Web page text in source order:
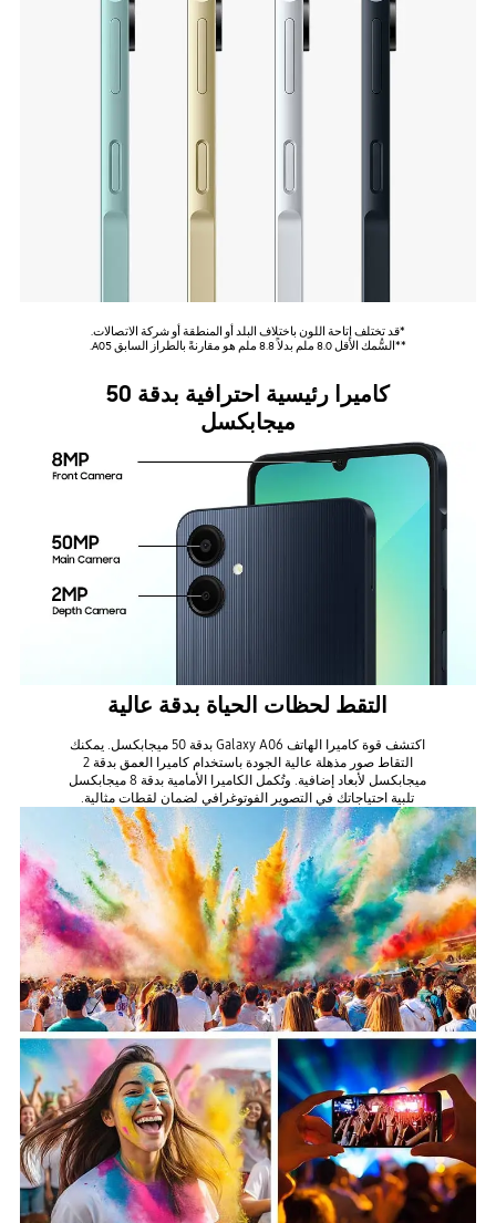
*قد تختلف إتاحة اللون باختلاف البلد أو المنطقة أو شركة الاتصالات.
**السُّمك الأقل 8.0 ملم بدلاً 8.8 ملم هو مقارنةً بالطراز السابق A05.
كاميرا رئيسية احترافية بدقة 50
ميجابكسل
التقط لحظات الحياة بدقة عالية
اكتشف قوة كاميرا الهاتف Galaxy A06 بدقة 50 ميجابكسل. يمكنك
التقاط صور مذهلة عالية الجودة باستخدام كاميرا العمق بدقة 2
ميجابكسل لأبعاد إضافية. وتُكمل الكاميرا الأمامية بدقة 8 ميجابكسل
تلبية احتياجاتك في التصوير الفوتوغرافي لضمان لقطات مثالية.